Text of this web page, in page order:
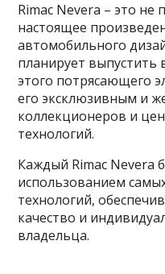
Rimac Nevera – это не
настоящее
автомобильного
планирует выпустить
этого потрясающего
его эксклюзивным и
коллекционеров и
технологий.
Каждый Rimac Nevera
использованием
технологий,
качество и
владельца.